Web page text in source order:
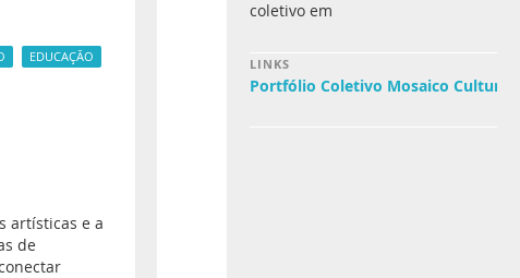
EDUCAÇÃO
artísticas e a
de
coletivo em
LINKS
Portfólio Coletivo Mosaico Cultural